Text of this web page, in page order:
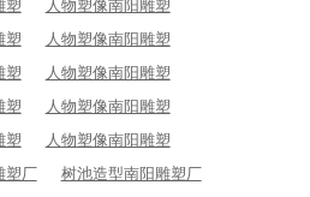
塑
人物塑像南阳雕塑
塑
人物塑像南阳雕塑
塑
人物塑像南阳雕塑
塑
人物塑像南阳雕塑
塑
人物塑像南阳雕塑
塑厂
树池造型南阳雕塑厂